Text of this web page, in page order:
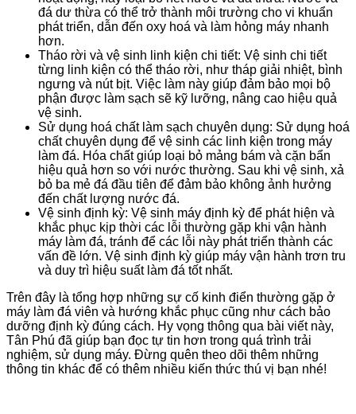
đá dư thừa có thể trở thành môi trường cho vi khuẩn
phát triển, dẫn đến oxy hoá và làm hỏng máy nhanh
hơn.
Tháo rời và vệ sinh linh kiện chi tiết: Vệ sinh chi tiết
từng linh kiện có thể tháo rời, như tháp giải nhiệt, bình
ngưng và nút bịt. Việc làm này giúp đảm bảo mọi bộ
phận được làm sạch sẽ kỹ lưỡng, nâng cao hiệu quả
vệ sinh.
Sử dụng hoá chất làm sạch chuyên dụng: Sử dụng hoá
chất chuyên dụng để vệ sinh các linh kiện trong máy
làm đá. Hóa chất giúp loại bỏ mảng bám và cặn bẩn
hiệu quả hơn so với nước thường. Sau khi vệ sinh, xả
bỏ ba mẻ đá đầu tiên để đảm bảo không ảnh hưởng
đến chất lượng nước đá.
Vệ sinh định kỳ: Vệ sinh máy định kỳ để phát hiện và
khắc phục kịp thời các lỗi thường gặp khi vận hành
máy làm đá, tránh để các lỗi này phát triển thành các
vấn đề lớn. Vệ sinh định kỳ giúp máy vận hành trơn tru
và duy trì hiệu suất làm đá tốt nhất.
Trên đây là tổng hợp những sự cố kinh điển thường gặp ở
máy làm đá viên và hướng khắc phục cũng như cách bảo
dưỡng định kỳ đúng cách. Hy vọng thông qua bài viết này,
Tân Phú đã giúp bạn đọc tự tin hơn trong quá trình trải
nghiệm, sử dụng máy. Đừng quên theo dõi thêm những
thông tin khác để có thêm nhiều kiến thức thú vị bạn nhé!